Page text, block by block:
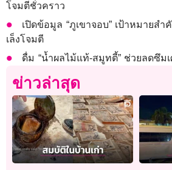
โจมตีชั่วคราว
เปิดข้อมูล “ภูเขาจอบ” เป้าหมายส
เล็งโจมตี
ดื่ม “น้ำผลไม้แท้-สมูทตี้” ช่วยลดซึมเ
ข่าวล่าสุด